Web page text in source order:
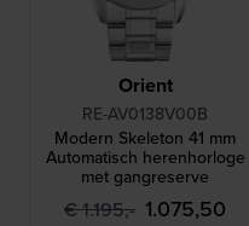
Orient
RE-AV0138V00B
Modern Skeleton 41 mm
Automatisch herenhorloge
met gangreserve
€ 1.195,- 1.075,50